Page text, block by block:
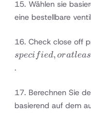
15. Wählen sie
eine bestellbare
16. Check close off
speci fied, oratleas
.
17. Berechnen Sie
basierend auf dem